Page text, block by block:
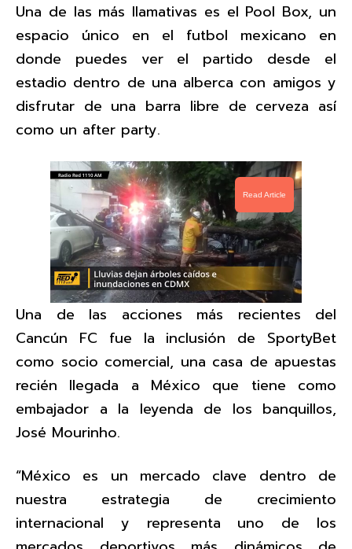
Una de las más llamativas es el Pool Box, un
espacio único en el futbol mexicano en
donde puedes ver el partido desde el
estadio dentro de una alberca con amigos y
disfrutar de una barra libre de cerveza así
como un after party.
Read Article
Una de las acciones más recientes del
Cancún FC fue la inclusión de SportyBet
como socio comercial, una casa de apuestas
recién llegada a México que tiene como
embajador a la leyenda de los banquillos,
José Mourinho.
“México es un mercado clave dentro de
nuestra estrategia de crecimiento
internacional y representa uno de los